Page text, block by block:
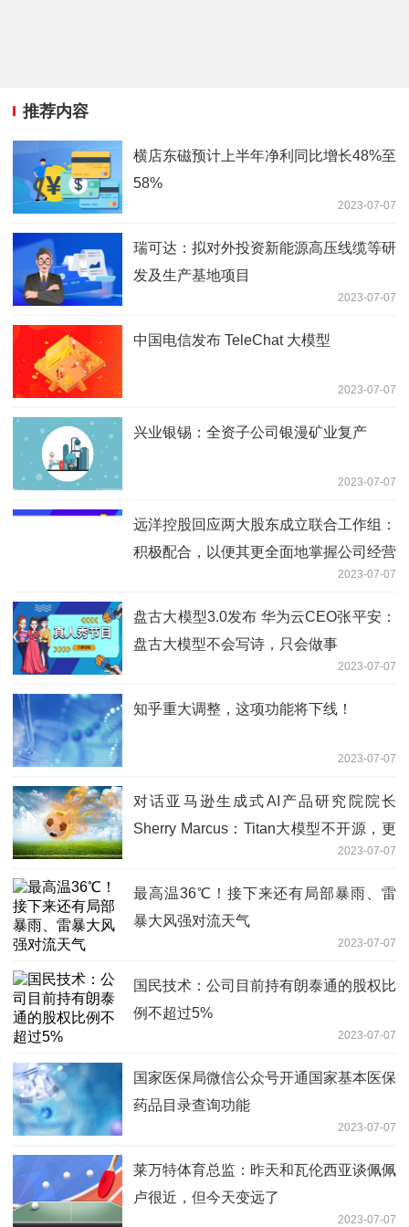
推荐内容
横店东磁预计上半年净利同比增长48%至
58%
2023-07-07
瑞可达：拟对外投资新能源高压线缆等研
发及生产基地项目
2023-07-07
中国电信发布 TeleChat 大模型
2023-07-07
兴业银锡：全资子公司银漫矿业复产
2023-07-07
远洋控股回应两大股东成立联合工作组：
积极配合，以便其更全面地掌握公司经营
2023-07-07
盘古大模型3.0发布 华为云CEO张平安：
盘古大模型不会写诗，只会做事
2023-07-07
知乎重大调整，这项功能将下线！
2023-07-07
对话亚马逊生成式AI产品研究院院长
Sherry Marcus：Titan大模型不开源，更
2023-07-07
最高温36℃！接下来还有局部暴雨、雷
暴大风强对流天气
2023-07-07
国民技术：公司目前持有朗泰通的股权比
例不超过5%
2023-07-07
国家医保局微信公众号开通国家基本医保
药品目录查询功能
2023-07-07
莱万特体育总监：昨天和瓦伦西亚谈佩佩
卢很近，但今天变远了
2023-07-07